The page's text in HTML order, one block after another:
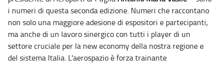
i numeri di questa seconda edizione. Numeri che raccontano
non solo una maggiore adesione di espositori e partecipanti,
ma anche di un lavoro sinergico con tutti i player di un
settore cruciale per la new economy della nostra regione e
del sistema Italia. L'aerospazio è forza trainante